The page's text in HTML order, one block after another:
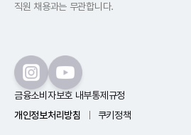
직원 채용과는 무관합니다.
금융소비자보호 내부통제규정
개인정보처리방침
쿠키정책